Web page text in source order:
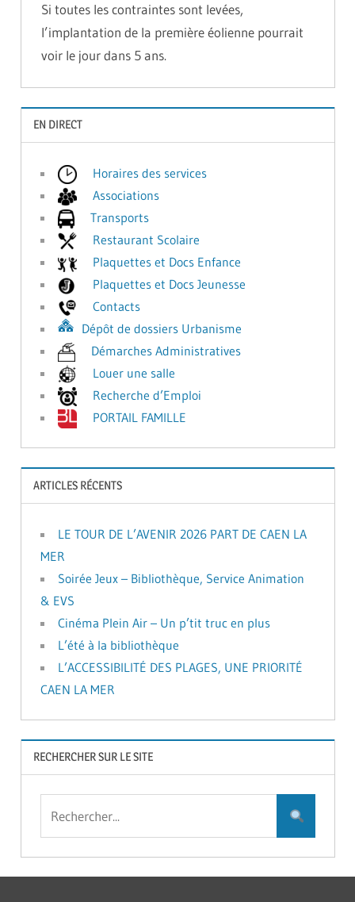
Si toutes les contraintes sont levées,
l’implantation de la première éolienne pourrait
voir le jour dans 5 ans.
EN DIRECT
Horaires des services
Associations
Transports
Restaurant Scolaire
Plaquettes et Docs Enfance
Plaquettes et Docs Jeunesse
Contacts
Dépôt de dossiers Urbanisme
Démarches Administratives
Louer une salle
Recherche d’Emploi
PORTAIL FAMILLE
ARTICLES RÉCENTS
LE TOUR DE L’AVENIR 2026 PART DE CAEN LA
MER
Soirée Jeux – Bibliothèque, Service Animation
& EVS
Cinéma Plein Air – Un p’tit truc en plus
L’été à la bibliothèque
L’ACCESSIBILITÉ DES PLAGES, UNE PRIORITÉ
CAEN LA MER
RECHERCHER SUR LE SITE